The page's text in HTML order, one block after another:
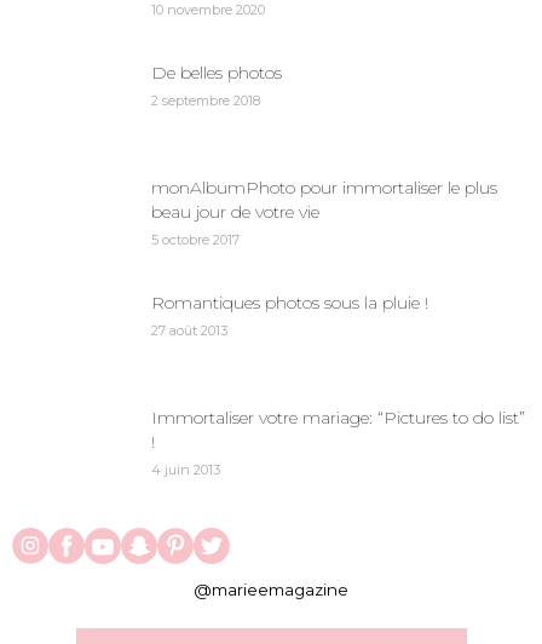
10 novembre 2020
De belles photos
2 septembre 2018
monAlbumPhoto pour immortaliser le plus
beau jour de votre vie
5 octobre 2017
Romantiques photos sous la pluie !
27 août 2013
Immortaliser votre mariage: “Pictures to do list”
!
4 juin 2013
@marieemagazine